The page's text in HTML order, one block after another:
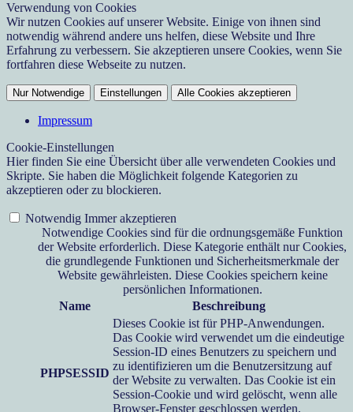
Verwendung von Cookies
Wir nutzen Cookies auf unserer Website. Einige von ihnen sind
notwendig während andere uns helfen, diese Website und Ihre
Erfahrung zu verbessern. Sie akzeptieren unsere Cookies, wenn Sie
fortfahren diese Webseite zu nutzen.
Nur Notwendige Einstellungen Alle Cookies akzeptieren
Impressum
Cookie-Einstellungen
Hier finden Sie eine Übersicht über alle verwendeten Cookies und
Skripte. Sie haben die Möglichkeit folgende Kategorien zu
akzeptieren oder zu blockieren.
Notwendig Immer akzeptieren
Notwendige Cookies sind für die ordnungsgemäße Funktion
der Website erforderlich. Diese Kategorie enthält nur Cookies,
die grundlegende Funktionen und Sicherheitsmerkmale der
Website gewährleisten. Diese Cookies speichern keine
persönlichen Informationen.
Name
Beschreibung
PHPSESSID
Dieses Cookie ist für PHP-Anwendungen.
Das Cookie wird verwendet um die eindeutige
Session-ID eines Benutzers zu speichern und
zu identifizieren um die Benutzersitzung auf
der Website zu verwalten. Das Cookie ist ein
Session-Cookie und wird gelöscht, wenn alle
Browser-Fenster geschlossen werden.